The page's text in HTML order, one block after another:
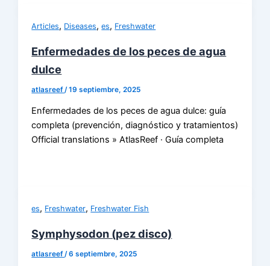
Articles, Diseases,es, Freshwater
Enfermedades de los peces de agua
dulce
atlasreef/19 septiembre, 2025
Enfermedades de los peces de agua dulce: guía
completa (prevención, diagnóstico y tratamientos)
Official translations » AtlasReef · Guía completa
es, Freshwater, Freshwater Fish
Symphysodon (pez disco)
atlasreef/6 septiembre, 2025